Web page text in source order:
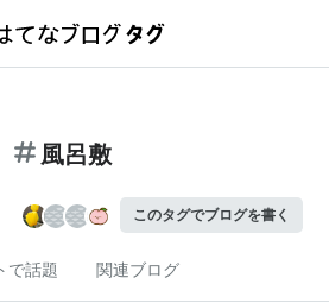
風呂敷
このタグでブログを書く
で話題 関連ブログ